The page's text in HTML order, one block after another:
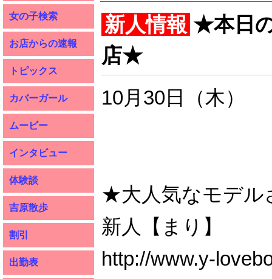
女の子検索
お店からの速報
トピックス
カバーガール
ムービー
インタビュー
体験談
吉原散歩
割引
出勤表
新人情報 ★本日
店★
10月30日（木）
★大人気なモデル
新人【まり】
http://www.y-